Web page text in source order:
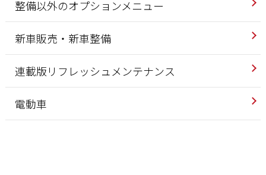
整備以外のオプションメニュー
新車販売・新車整備
連載版リフレッシュメンテナンス
電動車